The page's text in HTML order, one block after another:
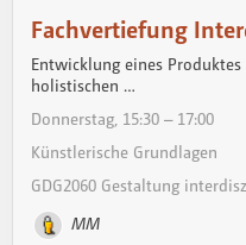
Fachvertiefung
Entwicklung eines
holistischen …
Donnerstag, 15:30 – 17:00
Künstlerische Grundlagen
GDG2060 Gestaltung
MM